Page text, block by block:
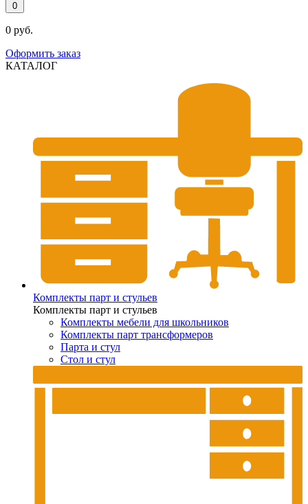
0
0 руб.
Оформить заказ
КАТАЛОГ
Комплекты парт и стульев
Комплекты парт и стульев
Комплекты мебели для школьников
Комплекты парт трансформеров
Парта и стул
Стол и стул